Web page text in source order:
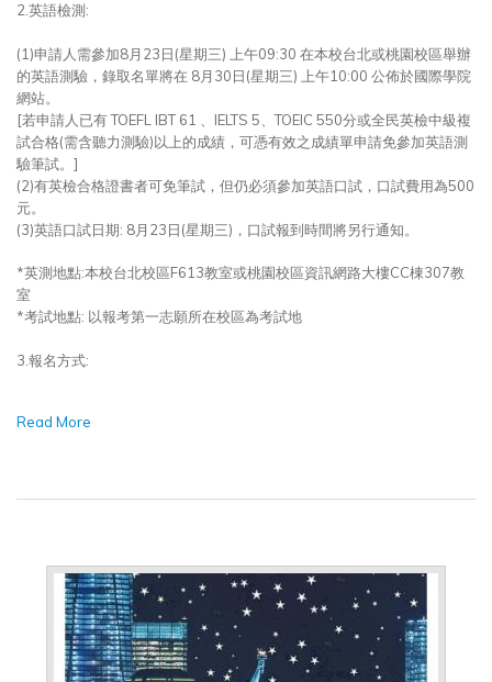
2.英語檢測:
(1)申請人需參加8月23日(星期三) 上午09:30 在本校台北或桃園校區舉辦
的英語測驗，錄取名單將在 8月30日(星期三) 上午10:00 公佈於國際學院
網站。
[若申請人已有 TOEFL IBT 61 、IELTS 5、TOEIC 550分或全民英檢中級複
試合格(需含聽力測驗)以上的成績，可憑有效之成績單申請免參加英語測
驗筆試。]
(2)有英檢合格證書者可免筆試，但仍必須參加英語口試，口試費用為500
元。
(3)英語口試日期: 8月23日(星期三)，口試報到時間將另行通知。
*英測地點:本校台北校區F613教室或桃園校區資訊網路大樓CC棟307教
室
*考試地點: 以報考第一志願所在校區為考試地
3.報名方式:
Read More